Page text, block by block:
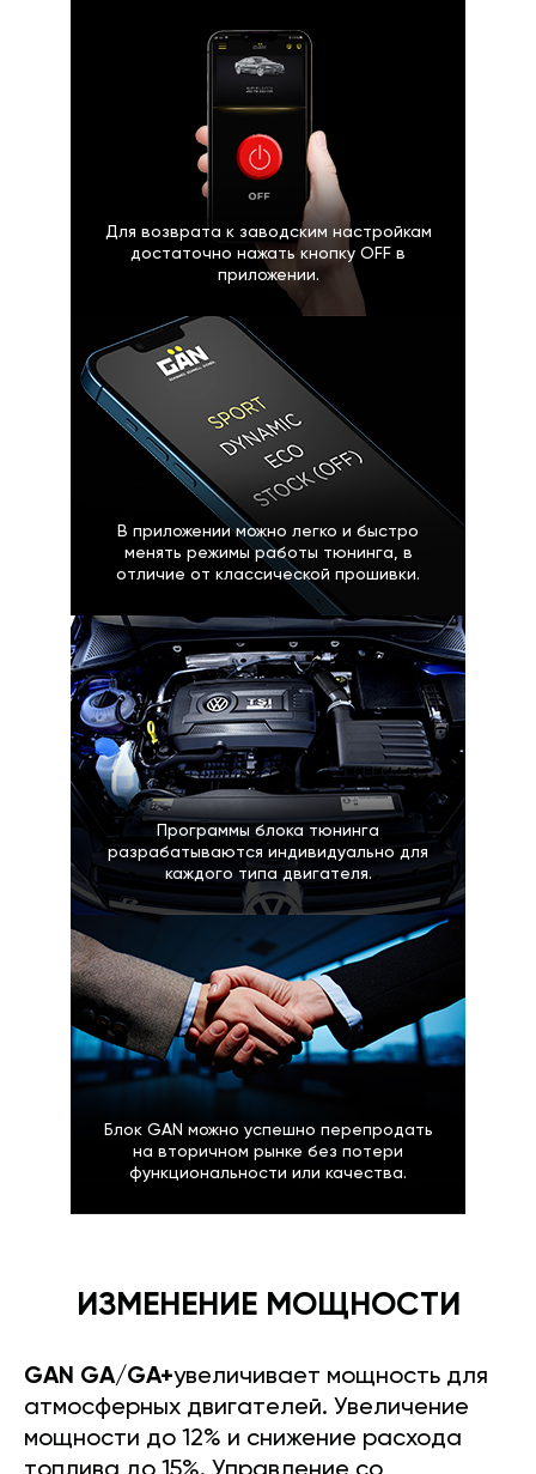
Для возврата к заводским настройкам
достаточно нажать кнопку OFF в
приложении.
В приложении можно легко и быстро
менять режимы работы тюнинга, в
отличие от классической прошивки.
Программы блока тюнинга
разрабатываются индивидуально для
каждого типа двигателя.
Блок GAN можно успешно перепродать
на вторичном рынке без потери
функциональности или качества.
ИЗМЕНЕНИЕ МОЩНОСТИ
GAN GA/GA+увеличивает мощность для
атмосферных двигателей. Увеличение
мощности до 12% и снижение расхода